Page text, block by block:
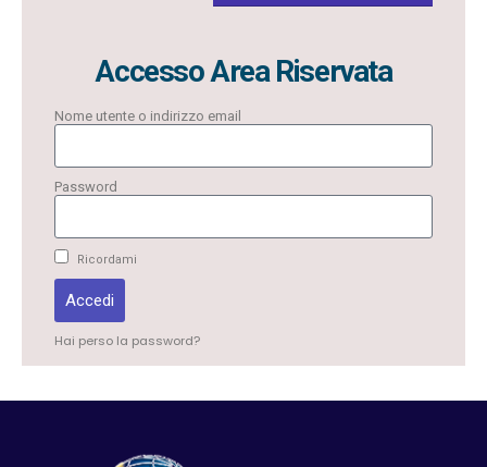
Accesso Area Riservata
Nome utente o indirizzo email
Password
Ricordami
Accedi
Hai perso la password?